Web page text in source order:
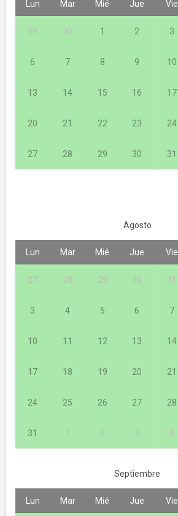
Lun Mar Mié Jue Vie
29 30 1 2 3
6 7 8 9 10
13 14 15 16 17
20 21 22 23 24
27 28 29 30 31
Agosto
Lun Mar Mié Jue Vie
27 28 29 30 31
3 4 5 6 7
10 11 12 13 14
17 18 19 20 21
24 25 26 27 28
31 1 2 3 4
Septiembre
Lun Mar Mié Jue Vie